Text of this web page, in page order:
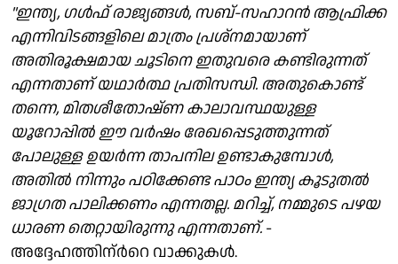
"ഇന്ത്യ, ഗൾഫ് രാജ്യങ്ങൾ, സബ്-സഹാറൻ ആഫ്രിക്ക
എന്നിവിടങ്ങളിലെ മാത്രം പ്രശ്നമായാണ്
അതിരൂക്ഷമായ ചൂടിനെ ഇതുവരെ കണ്ടിരുന്നത്
എന്നതാണ് യഥാർത്ഥ പ്രതിസന്ധി. അതുകൊണ്ട്
തന്നെ, മിതശീതോഷ്ണ കാലാവസ്ഥയുള്ള
യൂറോപ്പിൽ ഈ വർഷം രേഖപ്പെടുത്തുന്നത്
പോലുള്ള ഉയർന്ന താപനില ഉണ്ടാകുമ്പോൾ,
അതിൽ നിന്നും പഠിക്കേണ്ട പാഠം ഇന്ത്യ കൂടുതൽ
ജാഗ്രത പാലിക്കണം എന്നതല്ല. മറിച്ച്, നമ്മുടെ പഴയ
ധാരണ തെറ്റായിരുന്നു എന്നതാണ്.-
അദ്ദേഹത്തിന്ർറെ വാക്കുകൾ.